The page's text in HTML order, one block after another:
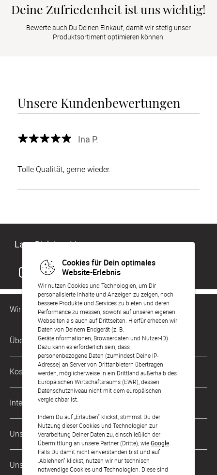
Cookies für Dein optimales
Website-Erlebnis
Wir nutzen Cookies und Technologien, um Dir
personalisierte Inhalte und Anzeigen zu zeigen, noch
bessere Produkte und Services zu bieten und deren
Performance zu messen, sowohl auf unseren eigenen
Webseiten als auch auf Drittseiten. Hierfür erheben wir
Daten von Deinem Endgerät (z. B.
Geräteinformationen, Browserdaten und Nutzer-ID).
Dazu kann es erforderlich sein, dass
personenbezogene Daten (zumindest Deine IP-
Adresse) an Server von Drittanbietern übertragen
werden, möglicherweise in ein Drittland außerhalb des
Europäischen Wirtschaftsraums (EWR), dessen
Datenschutzniveau nicht mit dem europäischen
vergleichbar ist.
Indem Du auf „Erlauben“ klickst, stimmst Du der
Nutzung dieser Cookies und Technologien zur
Verarbeitung Deiner Daten zu, einschließlich der
Übermittlung an unsere Partner (Dritte), wieGoogle
Falls Du damit nicht einverstanden bist und auf
„Ablehnen“ klickst, nutzen wir nur technisch
notwendige Cookies und Technologien. Diese sind
Deine Zufriedenheit ist uns wichtig!
Bewerte auch Du Deinen Einkauf, damit wir stetig unser
Produktsortiment optimieren können.
Unsere Kundenbewertungen
Ina P.
Tolle Qualität, gerne wieder.
Lass Dich inspirieren
Wir sind für Dich da
Kundenservice-Hotline
0221 956 725 10
Mo. - Fr. von 9 bis 17 Uhr
kontakt@sendmoments.de
Über Uns
Philosophie
Karriere
Impressum
AGB & Widerrufsrecht
Zahlung & Versand
Datenschutz
Barrierefreiheitserklärung
Kostenlose Services
Musterkarten
Digitale Fotoalben
Digitale Gästelisten
FAQ & Hilfe
International
Österreich
Schweiz
Frankreich
Unsere Zahlungsarten
Unsere Partner